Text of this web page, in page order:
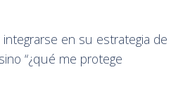
en su estrategia de
“¿qué me protege